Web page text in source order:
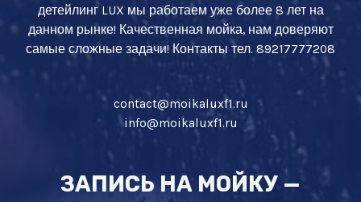
детейлинг LUX мы работаем уже более 8 лет на
данном рынке! Качественная мойка, нам доверяют
самые сложные задачи! Контакты тел. 89217777208
contact@moikaluxf1.ru
info@moikaluxf1.ru
ЗАПИСЬ НА МОЙКУ —